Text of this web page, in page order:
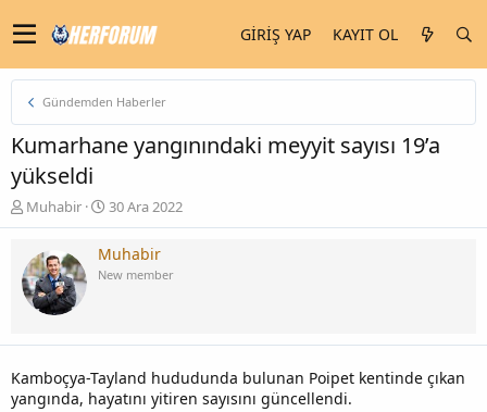
GIRIŞ YAP KAYIT OL
Gündemden Haberler
Kumarhane yangınındaki meyyit sayısı 19’a
yükseldi
K
o
u
y
u
a
l
a
Muhabir
B
a
ş
l
a
ı
t
a
30 Ara 2022
Muhabir
New member
Kamboçya-Tayland hududunda bulunan Poipet kentinde çıkan
yangında, hayatını yitiren sayısını güncellendi.